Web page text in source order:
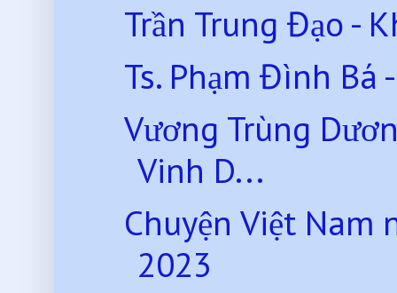
Trần Trung Đạo -
Ts. Phạm Đình Bá
Vương Trùng
Vinh D...
Chuyện Việt Nam
2023